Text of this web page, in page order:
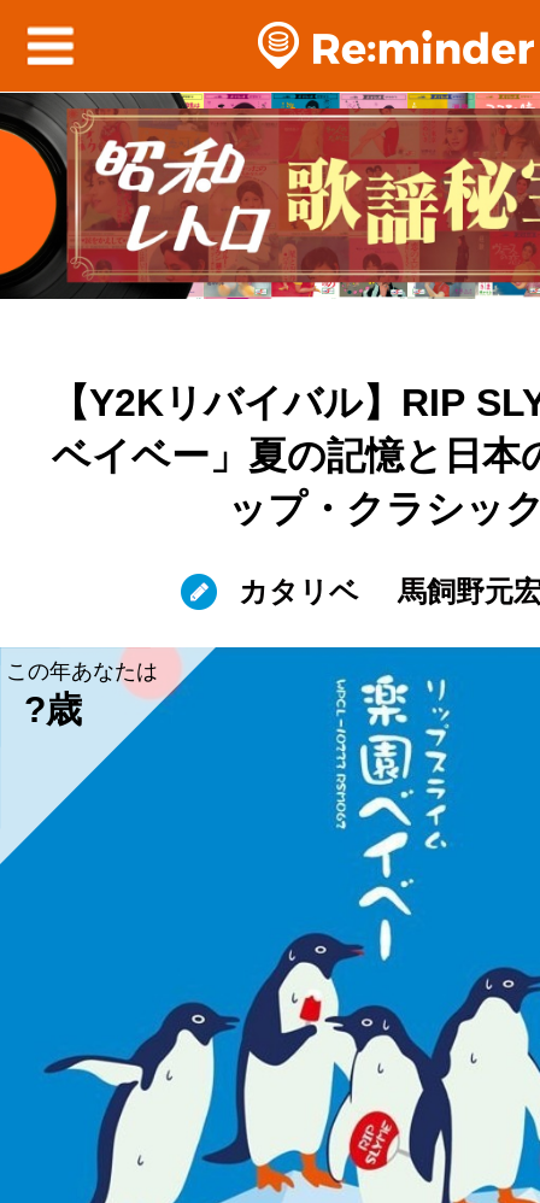
【Y2Kリバイバル】RIP
ベイベー」夏の記憶と日本
ップ・クラシッ
カタリベ 馬飼野元
この年あなたは
?歳